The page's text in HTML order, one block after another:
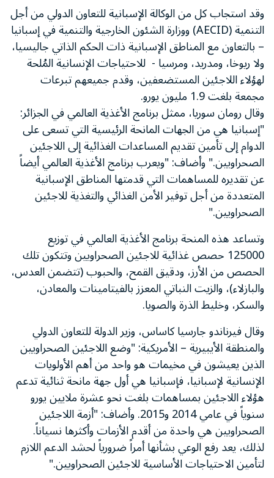
وقد استجاب كل من الوكالة الإسبانية للتعاون الدولي من أجل
التنمية (AECID) ووزارة الشئون الخارجية والتنمية في إسبانيا
– بالتعاون مع المناطق الإسبانية ذات الحكم الذاتي جاليسيا،
ولا ريوخا، ومدريد، ومرسيا - للاحتياجات الإنسانية المُلحة
لهؤلاء اللاجئين المستضعفين، وقدم جميعهم تبرعات
مجمعة بلغت 1.9 مليون يورو.
وقال رومان سوريا، ممثل برنامج الأغذية العالمي في الجزائر:
"إسبانيا هي من الجهات المانحة الرئيسية التي تسعى على
الدوام إلى تأمين تقديم المساعدات الغذائية إلى اللاجئين
الصحراويين." وأضاف: "ويعرب برنامج الأغذية العالمي أيضاً
عن تقديره للمساهمات التي قدمتها المناطق الإسبانية
المتعددة من أجل توفير الأمن الغذائي والتغذية للاجئين
الصحراويين."
وتساعد هذه المنحة برنامج الأغذية العالمي في توزيع
125000 حصص غذائية للاجئين الصحراويين وتتكون تلك
الحصص من الأرز، ودقيق القمح، والحبوب (تتضمن العدس،
والبازلاء)، والزيت النباتي المعزز بالفيتامينات والمعادن،
والسكر، وخليط الذرة والصويا.
وقال فيرناندو جارسيا كاساس، وزير الدولة للتعاون الدولي
والمنطقة الأيبيرية – الأمريكية: "وضع اللاجئين الصحراويين
الذين يعيشون في مخيمات هو واحد من أهم الأولويات
الإنسانية لإسبانيا، فإسبانيا هي أول جهة مانحة ثنائية تدعم
هؤلاء اللاجئين بمساهمات بلغت نحو عشرة ملايين يورو
سنوياً في عامي 2014 و2015. وأضاف: "أزمة اللاجئين
الصحراويين هي واحدة من أقدم الأزمات وأكثرها نسياناً.
لذلك، يعد رفع الوعي بشأنها أمراً ضرورياً لحشد الدعم اللازم
لتأمين الاحتياجات الأساسية للاجئين الصحراويين."